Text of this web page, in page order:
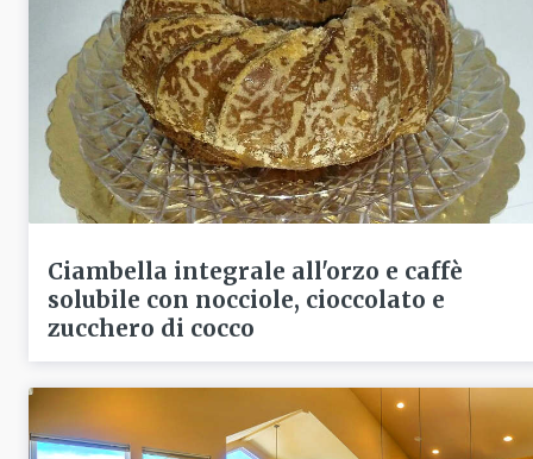
Ciambella integrale all'orzo e caffè
solubile con nocciole, cioccolato e
zucchero di cocco